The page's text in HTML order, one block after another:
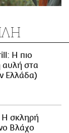
Η πιο
αυλή στα
Ελλάδα)
H σκληρή
Βλάχο